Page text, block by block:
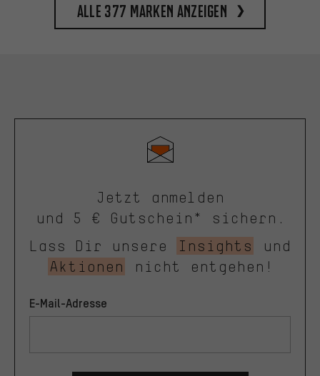
Alle 377 Marken anzeigen
Jetzt anmelden
und 5 € Gutschein* sichern.
Lass Dir unsere
Insights
und
Aktionen
nicht entgehen!
E-Mail-Adresse